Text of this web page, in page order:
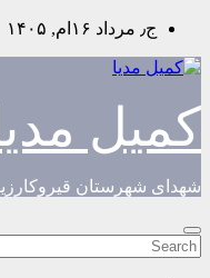
Skip
content
ج٫ مرداد ۱۶ام, ۱۴۰۵
کمیل
شهدای شهرستان